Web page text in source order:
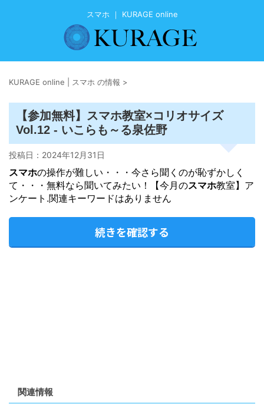
スマホ ｜ KURAGE online
KURAGE online | スマホ の情報 >
【参加無料】 スマホ教室×コリオサイズ
Vol.12 - いこらも～る泉佐野
投稿日： 2024年12月31日
スマホの操作が難しい・・・今さら聞くのが恥ずかしく
て・・・無料なら聞いてみたい！【今月のスマホ教室】ア
ンケート.関連キーワードはありません
続きを確認する
関連情報